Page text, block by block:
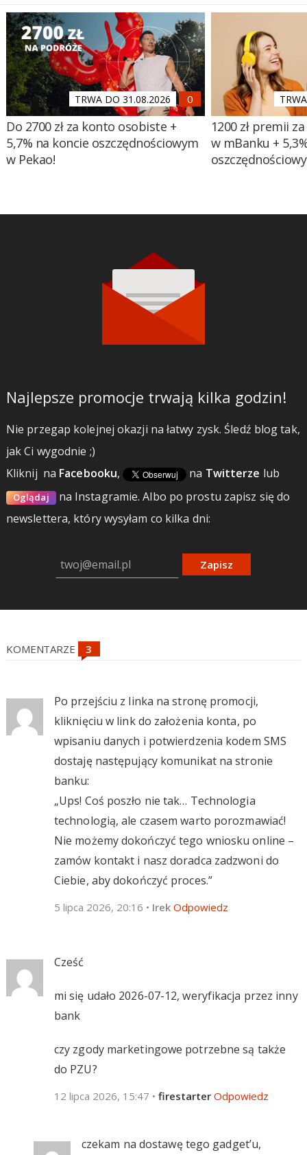
TRWA DO 31.08.2026
Do 2700 zł za konto osobiste +
5,7% na koncie oszczędnościowym
w Pekao!
1200 zł premii
w mBanku +
Najlepsze promocje trwają kilka godzin!
Nie przegap kolejnej okazji na łatwy zysk. Śledź blog tak,
jak Ci wygodnie ;)
Kliknij na Facebooku, na Twitterze lub
Oglądaj na Instagramie.Albo po prostu zapisz się do
newslettera, który wysyłam co kilka dni:
Zapisz
KOMENTARZE
Po przejściu z linka na stronę promocji,
kliknięciu w link do założenia konta, po
wpisaniu danych i potwierdzenia kodem SMS
dostaję następujący komunikat na stronie
banku:
„Ups! Coś poszło nie tak… Technologia
technologią, ale czasem warto porozmawiać!
Nie możemy dokończyć tego wniosku online –
zamów kontakt i nasz doradca zadzwoni do
Ciebie, aby dokończyć proces.”
5 lipca 2026, 20:16 • Irek Odpowiedz
Cześć
mi się udało 2026-07-12, weryfikacja przez inny
bank
czy zgody marketingowe potrzebne są także
do PZU?
12 lipca 2026, 15:47 • firestarter Odpowiedz
czekam na dostawę tego gadget’u,